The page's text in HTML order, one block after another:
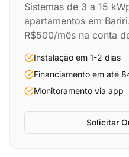
Sistemas de 3 a 15
apartamentos em
R$500/mês na conta
Instalação em 1-2 dias
Financiamento em até
Monitoramento via app
Solicitar